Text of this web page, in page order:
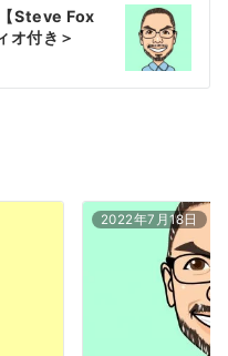
Steve Fox
オ付き＞
2022年7月18日